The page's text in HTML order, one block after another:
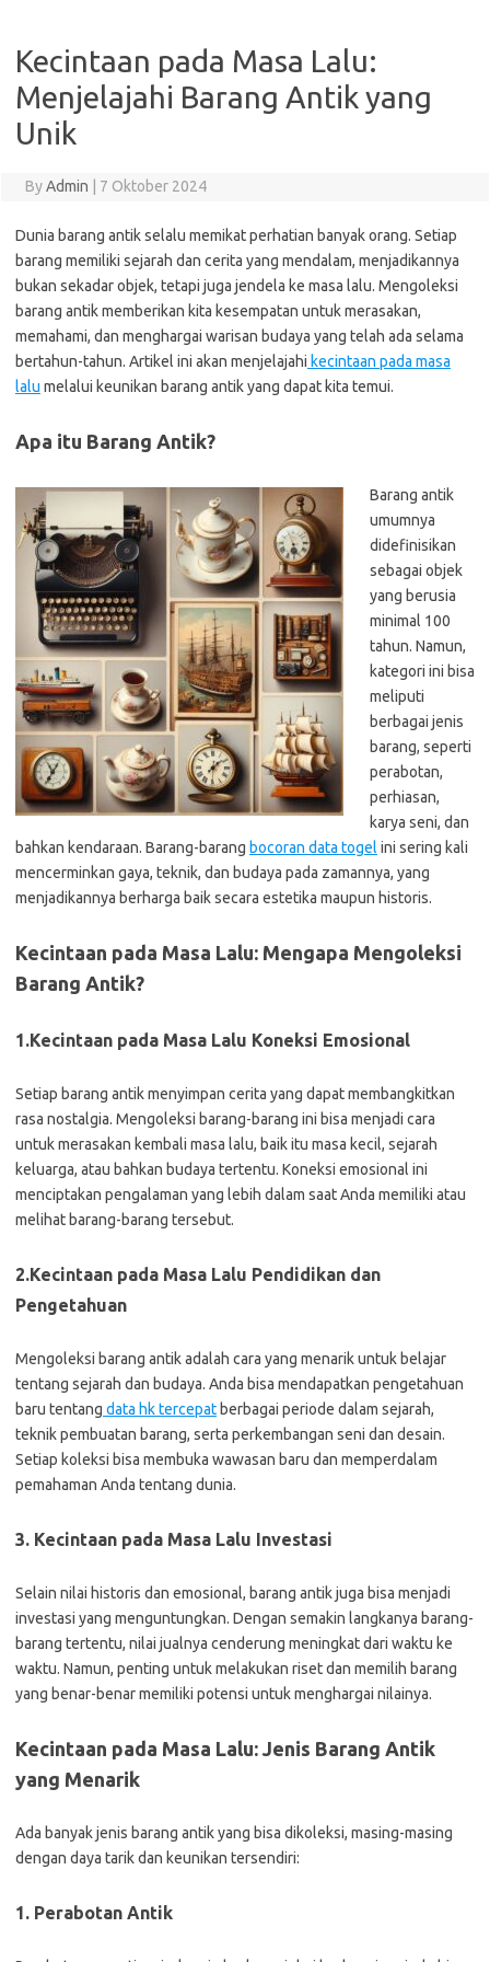
Kecintaan pada Masa Lalu:
Menjelajahi Barang Antik yang
Unik
ByAdmin 7 Oktober 2024
Dunia barang antik selalu memikat perhatian banyak orang. Setiap
barang memiliki sejarah dan cerita yang mendalam, menjadikannya
bukan sekadar objek, tetapi juga jendela ke masa lalu. Mengoleksi
barang antik memberikan kita kesempatan untuk merasakan,
memahami, dan menghargai warisan budaya yang telah ada selama
bertahun-tahun. Artikel ini akan menjelajahi kecintaan pada masa
lalu melalui keunikan barang antik yang dapat kita temui.
Apa itu Barang Antik?
Barang antik
umumnya
didefinisikan
sebagai objek
yang berusia
minimal 100
tahun. Namun,
kategori ini bisa
meliputi
berbagai jenis
barang, seperti
perabotan,
perhiasan,
karya seni, dan
bahkan kendaraan. Barang-barang bocoran data togel ini sering kali
mencerminkan gaya, teknik, dan budaya pada zamannya, yang
menjadikannya berharga baik secara estetika maupun historis.
Kecintaan pada Masa Lalu: Mengapa Mengoleksi
Barang Antik?
1.Kecintaan pada Masa Lalu Koneksi Emosional
Setiap barang antik menyimpan cerita yang dapat membangkitkan
rasa nostalgia. Mengoleksi barang-barang ini bisa menjadi cara
untuk merasakan kembali masa lalu, baik itu masa kecil, sejarah
keluarga, atau bahkan budaya tertentu. Koneksi emosional ini
menciptakan pengalaman yang lebih dalam saat Anda memiliki atau
melihat barang-barang tersebut.
2.Kecintaan pada Masa Lalu Pendidikan dan
Pengetahuan
Mengoleksi barang antik adalah cara yang menarik untuk belajar
tentang sejarah dan budaya. Anda bisa mendapatkan pengetahuan
baru tentang data hk tercepat berbagai periode dalam sejarah,
teknik pembuatan barang, serta perkembangan seni dan desain.
Setiap koleksi bisa membuka wawasan baru dan memperdalam
pemahaman Anda tentang dunia.
3. Kecintaan pada Masa Lalu Investasi
Selain nilai historis dan emosional, barang antik juga bisa menjadi
investasi yang menguntungkan. Dengan semakin langkanya barang-
barang tertentu, nilai jualnya cenderung meningkat dari waktu ke
waktu. Namun, penting untuk melakukan riset dan memilih barang
yang benar-benar memiliki potensi untuk menghargai nilainya.
Kecintaan pada Masa Lalu: Jenis Barang Antik
yang Menarik
Ada banyak jenis barang antik yang bisa dikoleksi, masing-masing
dengan daya tarik dan keunikan tersendiri:
1. Perabotan Antik